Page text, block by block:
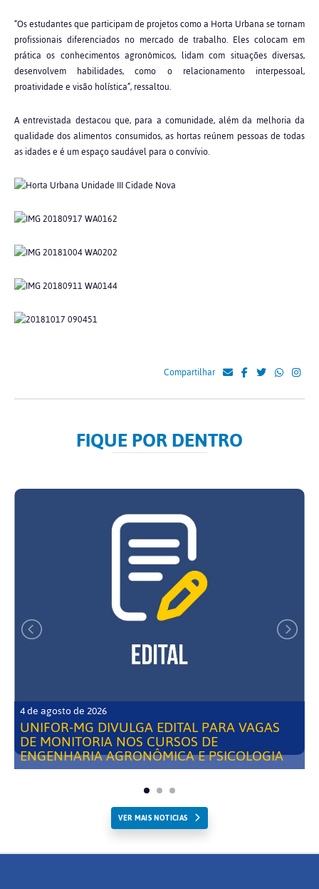
“Os estudantes que participam de projetos como a Horta Urbana se tornam
profissionais diferenciados no mercado de trabalho. Eles colocam em
prática os conhecimentos agronômicos, lidam com situações diversas,
desenvolvem habilidades, como o relacionamento interpessoal,
proatividade e visão holística”, ressaltou.
A entrevistada destacou que, para a comunidade, além da melhoria da
qualidade dos alimentos consumidos, as hortas reúnem pessoas de todas
as idades e é um espaço saudável para o convívio.
Compartilhar
FIQUE POR DENTRO
4 de agosto de 2026
UNIFOR-MG DIVULGA EDITAL PARA VAGAS
DE MONITORIA NOS CURSOS DE
ENGENHARIA AGRONÔMICA E PSICOLOGIA
VER MAIS NOTICIAS